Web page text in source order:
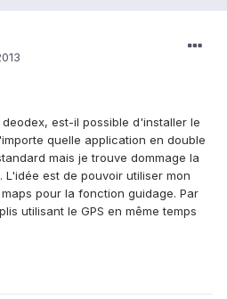
est-il possible d'installer le
quelle application en double
mais je trouve dommage la
L'idée est de pouvoir utiliser mon
pour la fonction guidage. Par
utilisant le GPS en même temps